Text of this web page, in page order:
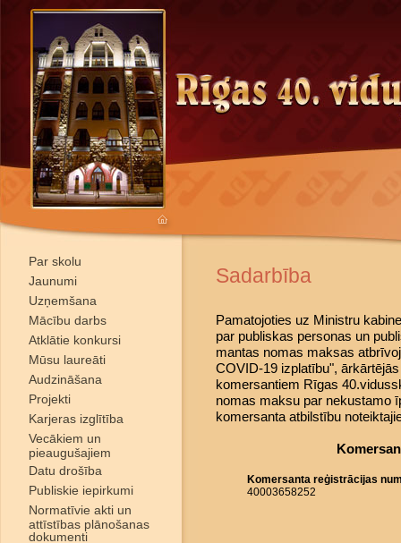
Par skolu
Jaunumi
Uzņemšana
Mācību darbs
Atklātie konkursi
Mūsu laureāti
Audzināšana
Projekti
Karjeras izglītība
Vecākiem un
pieaugušajiem
Datu drošība
Publiskie iepirkumi
Normatīvie akti un
attīstības plānošanas
dokumenti
Sadarbība
Pamatojoties uz Ministru
par publiskas personas un
mantas nomas maksas
COVID-19 izplatību",
komersantiem Rīgas
nomas maksu par nekustamo
komersanta atbilstību
Komersanta reģistrācijas
40003658252